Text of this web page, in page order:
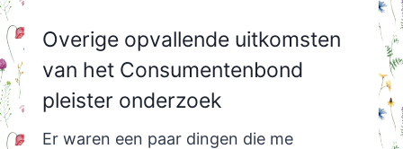
Overige opvallende uitkomsten
van het Consumentenbond
pleister onderzoek
Er waren een paar dingen die me